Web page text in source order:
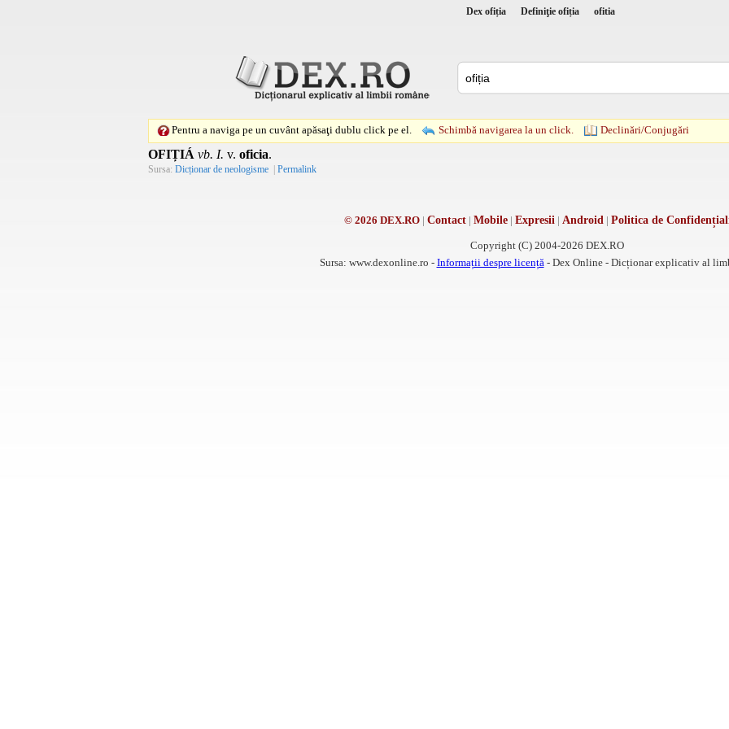
Dex ofiția Definiţie ofiția ofitia
Pentru a naviga pe un cuvânt apăsaţi dublu click pe el. Schimbă navigarea la un click. Declinări/Conjugări
OFIȚIÁ vb. I. v. oficia.
Sursa: Dicționar de neologisme | Permalink
© 2026 DEX.RO| Contact| Mobile| Expresii | Android | Politica de
Copyright (C) 2004-2026 DEX.RO
Sursa: www.dexonline.ro - Informații despre licență - Dex Online - Dicționar explicativ al